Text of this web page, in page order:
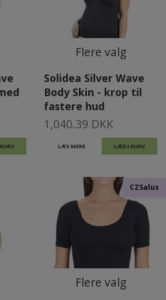
Flere valg
Solidea Silver Wave
Body Skin - krop til
fastere hud
1,040.39 DKK
LÆS MERE LÆG I KURV
CZSalus
Flere valg